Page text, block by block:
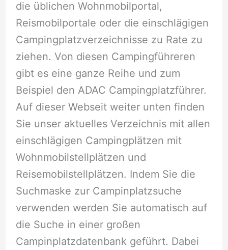
die üblichen Wohnmobilportal,
Reismobilportale oder die einschlägigen
Campingplatzverzeichnisse zu Rate zu
ziehen. Von diesen Campingführeren
gibt es eine ganze Reihe und zum
Beispiel den ADAC Campingplatzführer.
Auf dieser Webseit weiter unten finden
Sie unser aktuelles Verzeichnis mit allen
einschlägigen Campingplätzen mit
Wohnmobilstellplätzen und
Reisemobilstellplätzen. Indem Sie die
Suchmaske zur Campinplatzsuche
verwenden werden Sie automatisch auf
die Suche in einer großen
Campinplatzdatenbank geführt. Dabei